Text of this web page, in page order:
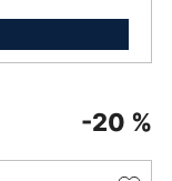
-20 %